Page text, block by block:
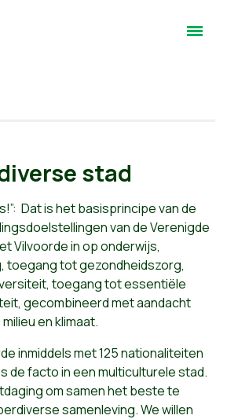
stad
Dat is het basisprincipe van de
van de Verenigde
Vilvoorde in op onderwijs,
toegang tot gezondheidszorg,
toegang tot essentiële
gecombineerd met aandacht
en klimaat.
inmiddels met 125 nationaliteiten
de facto in een multiculturele stad.
om samen het beste te
samenleving. We willen